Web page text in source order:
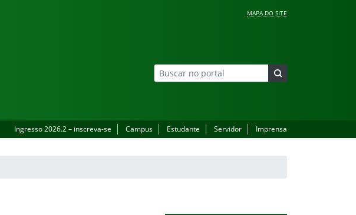
MAPA DO SITE
Ingresso 2026.2 – inscreva-se Campus Estudante Servidor Imprensa